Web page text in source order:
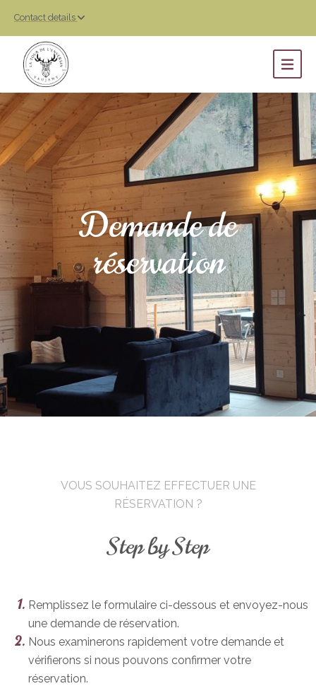
Contact details
Demande de
réservation
VOUS SOUHAITEZ EFFECTUER UNE
RÉSERVATION ?
Step by Step
Remplissez le formulaire ci-dessous et envoyez-nous
une demande de réservation.
Nous examinerons rapidement votre demande et
vérifierons si nous pouvons confirmer votre
réservation.